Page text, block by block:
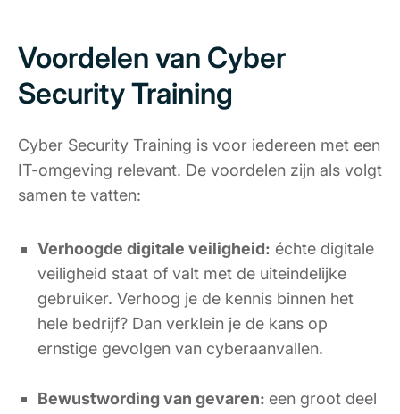
Voordelen van Cyber
Security Training
Cyber Security Training is voor iedereen met een
IT-omgeving relevant. De voordelen zijn als volgt
samen te vatten:
Verhoogde digitale veiligheid: échte digitale
veiligheid staat of valt met de uiteindelijke
gebruiker. Verhoog je de kennis binnen het
hele bedrijf? Dan verklein je de kans op
ernstige gevolgen van cyberaanvallen.
Bewustwording van gevaren: een groot deel